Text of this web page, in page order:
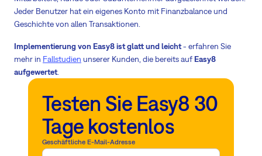
Jeder Benutzer hat ein eigenes Konto mit Finanzbalance und
Geschichte von allen Transaktionen.
Implementierung von Easy8 ist glatt und leicht- erfahren Sie
mehr in Fallstudien unserer Kunden, die bereits auf Easy8
aufgewertet.
Testen Sie Easy8 30
Tage kostenlos
Geschäftliche E-Mail-Adresse